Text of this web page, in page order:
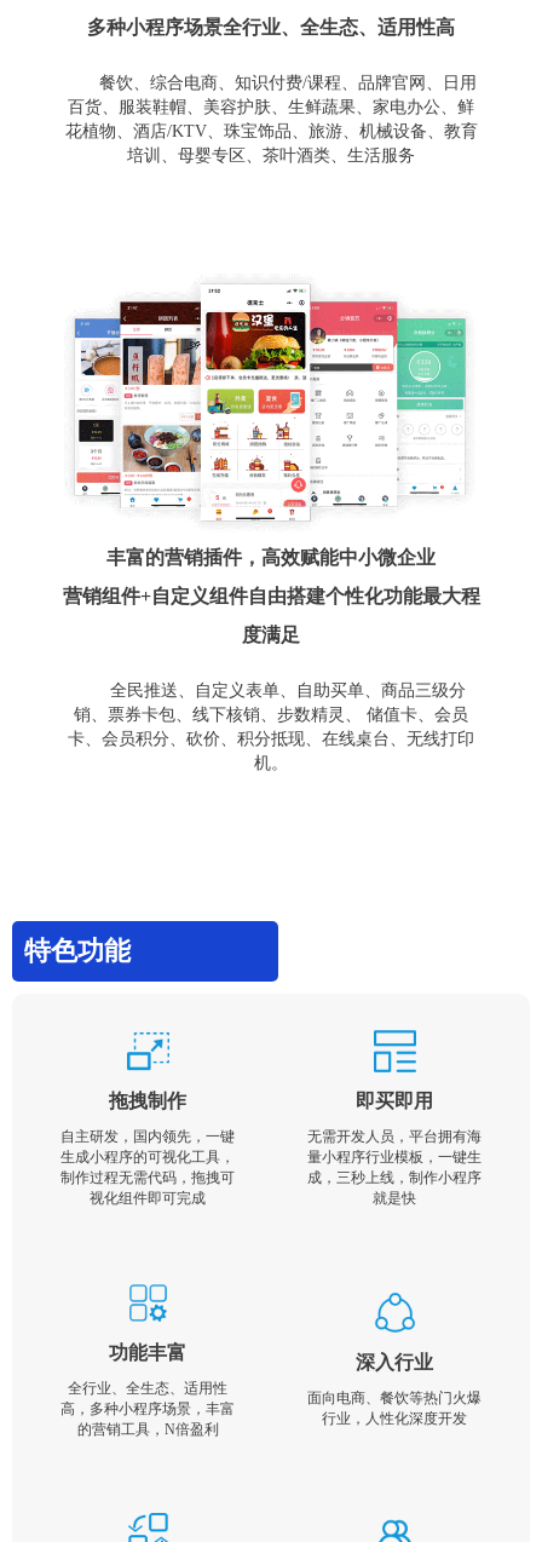
多种小程序场景全行业、全生态、适用性高
餐饮、综合电商、知识付费/课程、品牌官网、日用
百货、服装鞋帽、美容护肤、生鲜蔬果、家电办公、鲜
花植物、酒店/KTV、珠宝饰品、旅游、机械设备、教育
培训、母婴专区、茶叶酒类、生活服务
丰富的营销插件，高效赋能中小微企业
营销组件+自定义组件自由搭建个性化功能最大程
度满足
全民推送、自定义表单、自助买单、商品三级分
销、票券卡包、线下核销、步数精灵、 储值卡、会员
卡、会员积分、砍价、积分抵现、在线桌台、无线打印
机。
特色功能
拖拽制作
自主研发，国内领先，一键
生成小程序的可视化工具，
制作过程无需代码，拖拽可
视化组件即可完成
即买即用
无需开发人员，平台拥有海
量小程序行业模板，一键生
成，三秒上线，制作小程序
就是快
功能丰富
全行业、全生态、适用性
高，多种小程序场景，丰富
的营销工具，N倍盈利
深入行业
面向电商、餐饮等热门火爆
行业，人性化深度开发